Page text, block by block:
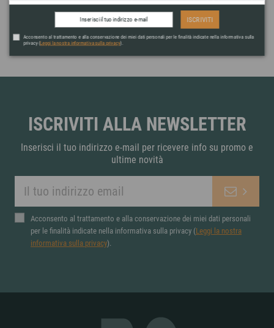
ISCRIVITI ALLA NEWSLETTER
Inserisci il tuo indirizzo e-mail per ricevere info su promo e
ultime novità
Acconsento al trattamento e alla conservazione dei miei dati personali
per le finalità indicate nella informativa sulla privacy (Leggi la nostra
informativa sulla privacy).
ISCRIVITI
Acconsento al trattamento e alla conservazione dei miei dati personali per le finalità indicate nella informativa sulla
privacy (Leggi la nostra informativa sulla privacy).